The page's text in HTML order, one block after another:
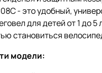
- это удобный,
для детей от 1 до 5
становиться
модели: